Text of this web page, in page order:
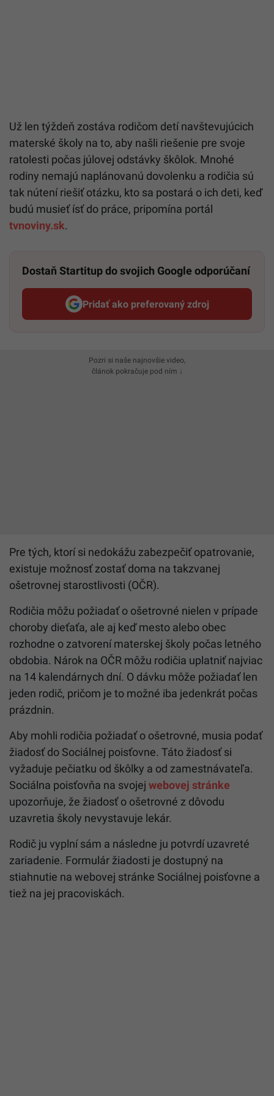
Už len týždeň zostáva rodičom detí navštevujúcich
materské školy na to, aby našli riešenie pre svoje
ratolesti počas júlovej odstávky škôlok. Mnohé
rodiny nemajú naplánovanú dovolenku a rodičia sú
tak nútení riešiť otázku, kto sa postará o ich deti, keď
budú musieť ísť do práce, pripomína portál
tvnoviny.sk.
Dostaň Startitup do svojich Google odporúčaní
Pridať ako preferovaný zdroj
Startitup, odkaz sa otvorí v
Pozri si naše najnovšie video,
článok pokračuje pod ním ↓
Pre tých, ktorí si nedokážu zabezpečiť opatrovanie,
existuje možnosť zostať doma na takzvanej
ošetrovnej starostlivosti (OČR).
Rodičia môžu požiadať o ošetrovné nielen v prípade
choroby dieťaťa, ale aj keď mesto alebo obec
rozhodne o zatvorení materskej školy počas letného
obdobia. Nárok na OČR môžu rodičia uplatniť najviac
na 14 kalendárnych dní. O dávku môže požiadať len
jeden rodič, pričom je to možné iba jedenkrát počas
prázdnin.
Aby mohli rodičia požiadať o ošetrovné, musia podať
žiadosť do Sociálnej poisťovne. Táto žiadosť si
vyžaduje pečiatku od škôlky a od zamestnávateľa.
Sociálna poisťovňa na svojej webovej stránke
upozorňuje, že žiadosť o ošetrovné z dôvodu
uzavretia školy nevystavuje lekár.
Rodič ju vyplní sám a následne ju potvrdí uzavreté
zariadenie. Formulár žiadosti je dostupný na
stiahnutie na webovej stránke Sociálnej poisťovne a
tiež na jej pracoviskách.